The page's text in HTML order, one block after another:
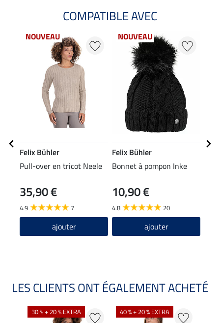
COMPATIBLE AVEC
NOUVEAU
Felix Bühler
Pull-over en tricot Neele
35,90 €
4.9 7
ajouter
NOUVEAU
Felix Bühler
Bonnet à pompon Inke
10,90 €
4.8 20
ajouter
LES CLIENTS ONT ÉGALEMENT ACHETÉ
30 % + 20 % EXTRA 40 % + 20 % EXTRA